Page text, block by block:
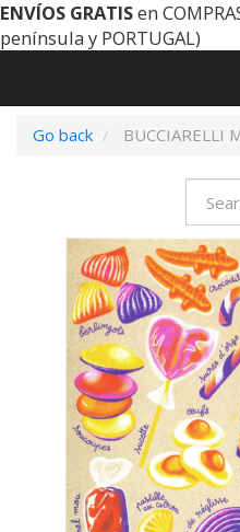
ENVÍOS GRATISen
península y PORTUGAL)
Go back
BUCCIARELLI